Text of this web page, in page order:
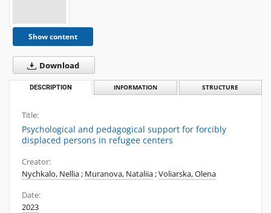
Show content
Download
DESCRIPTION INFORMATION STRUCTURE
Title:
Psychological and pedagogical support for forcibly
displaced persons in refugee centers
Creator:
Nychkalo, Nellia; Muranova, Nataliia;Voliarska, Olena
Date:
2023